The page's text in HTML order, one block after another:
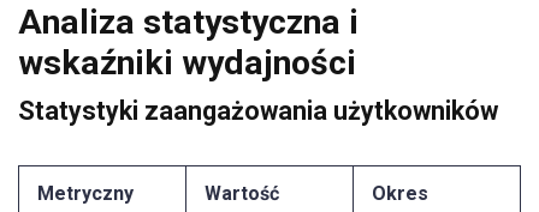
Analiza statystyczna i
wskaźniki wydajności
Statystyki zaangażowania użytkowników
Metryczny Wartość
Okres